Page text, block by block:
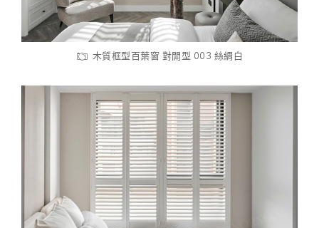
木質框型百葉窗 對開型 003 絲綢白